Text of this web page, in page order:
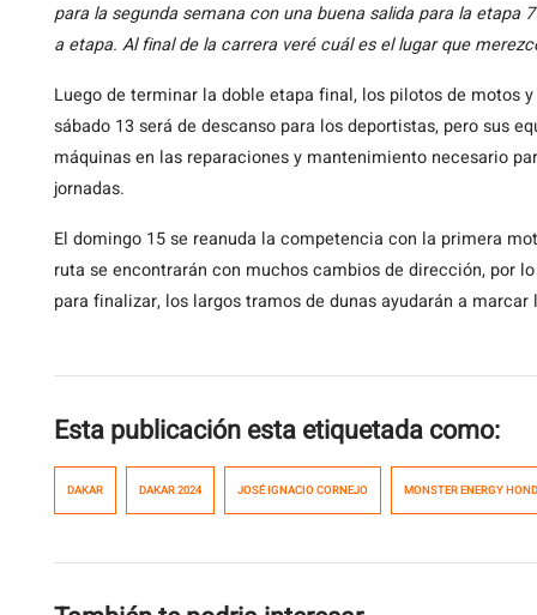
para la segunda semana con una buena salida para la etapa
a etapa. Al final de la carrera veré cuál es el lugar que
Luego de terminar la doble etapa final, los pilotos de motos
sábado 13 será de descanso para los deportistas, pero sus
máquinas en las reparaciones y mantenimiento necesario
jornadas.
El domingo 15 se reanuda la competencia con la primera
ruta se encontrarán con muchos cambios de dirección, por
para finalizar, los largos tramos de dunas ayudarán a
Esta publicación esta etiquetada como:
DAKAR DAKAR 2024 JOSÉ IGNACIO CORNEJO MONSTER ENERGY